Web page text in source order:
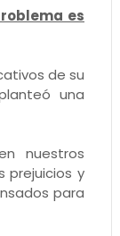
es
de su
una
nuestros
prejuicios y
para